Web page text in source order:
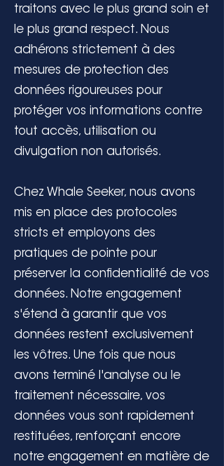
traitons avec le plus grand soin et
le plus grand respect. Nous
adhérons strictement à des
mesures de protection des
données rigoureuses pour
protéger vos informations contre
tout accès, utilisation ou
divulgation non autorisés.
Chez Whale Seeker, nous avons
mis en place des protocoles
stricts et employons des
pratiques de pointe pour
préserver la confidentialité de vos
données. Notre engagement
s'étend à garantir que vos
données restent exclusivement
les vôtres. Une fois que nous
avons terminé l'analyse ou le
traitement nécessaire, vos
données vous sont rapidement
restituées, renforçant encore
notre engagement en matière de